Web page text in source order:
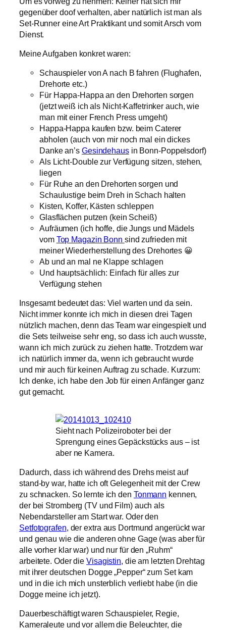
gegenüber doof verhalten, aber natürlich ist man als
Set-Runner eine Art Praktikant und somit Arsch vom
Dienst.
Meine Aufgaben konkret waren:
Schauspieler von A nach B fahren (Flughafen,
Drehorte etc.)
Für Happa-Happa an den Drehorten sorgen
(jetzt weiß ich als Nicht-Kaffetrinker auch, wie
man mit einer French Press umgeht)
Happa-Happa kaufen bzw. beim Caterer
abholen (auch von mir noch mal ein dickes
Danke an’s Gesindehausin Bonn-Poppelsdorf)
Als Licht-Double zur Verfügung sitzen, stehen,
liegen
Für Ruhe an den Drehorten sorgen und
Schaulustige beim Dreh in Schach halten
Kisten, Koffer, Kästen schleppen
Glasflächen putzen (kein Scheiß)
Aufräumen (ich hoffe, die Jungs und Mädels
vom Top Magazin Bonn sind zufrieden mit
meiner Wiederherstellung des Drehortes 😀
Ab und an mal ne Klappe schlagen
Und hauptsächlich: Einfach für alles zur
Verfügung stehen
Insgesamt bedeutet das: Viel warten und da sein.
Nicht immer konnte ich mich in diesen drei Tagen
nützlich machen, denn das Team war eingespielt und
die Sets teilweise sehr eng, so dass ich auch wusste,
wann ich mich zurück zu ziehen hatte. Trotzdem war
ich natürlich immer da, wenn ich gebraucht wurde
und mir auch für keinen Auftrag zu schade. Kurzum:
Ich denke, ich habe den Job für einen Anfänger ganz
gut gemacht.
Sieht nach Polizeiroboter bei der
Sprengung eines Gepäckstücks aus – ist
aber ne Kamera.
Dadurch, dass ich während des Drehs meist auf
stand-by war, hatte ich oft Gelegenheit mit der Crew
zu schnacken. So lernte ich den Tonmann kennen,
der bei Stromberg (TV und Film) auch als
Nebendarsteller am Start war. Oder den
Setfotografen, der extra aus Dortmund angerückt war
und genau wie die anderen ohne Gage (was aber für
alle vorher klar war) und nur für den „Ruhm“
arbeitete. Oder dieVisagistin, die am letzten Drehtag
mit ihrer deutschen Dogge „Pepper“ zum Set kam
und in die ich mich unsterblich verliebt habe (in die
Dogge meine ich jetzt).
Dauerbeschäftigt waren Schauspieler, Regie,
Kameraleute und vor allem die Beleuchter, die